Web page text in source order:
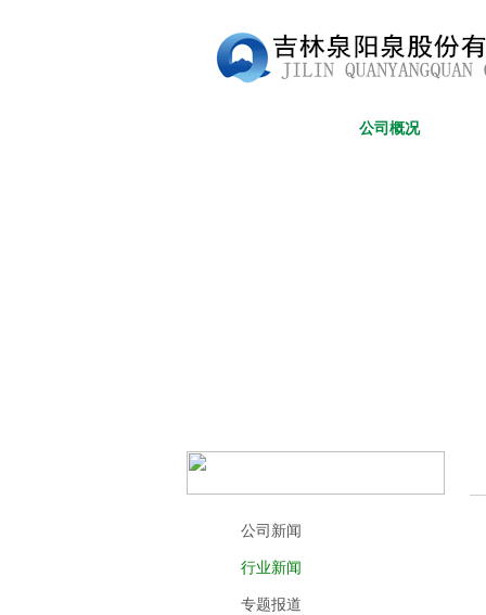
公司概况
公司新闻
行业新闻
专题报道